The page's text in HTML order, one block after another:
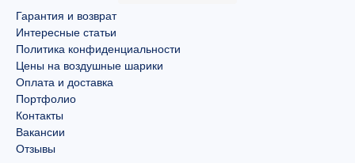
Гарантия и возврат
Интересные статьи
Политика конфиденциальности
Цены на воздушные шарики
Оплата и доставка
Портфолио
Контакты
Вакансии
Отзывы